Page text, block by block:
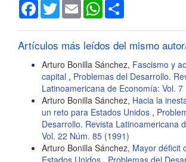
Facebook
Twitter Email WhatsApp
Artículos más leídos del mismo
Arturo Bonilla Sánchez, Fascismo y
capital , Problemas del Desarrollo.
Latinoamericana de Economía: Vol.
Arturo Bonilla Sánchez, Hacia la
un reto para Estados Unidos ,
Desarrollo. Revista Latinoamericana
Vol. 22 Núm. 85 (1991)
Arturo Bonilla Sánchez, Mayor déficit